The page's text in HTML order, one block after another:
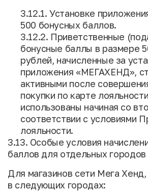
3.12.1. Установке
500 бонусных баллов.
3.12.2. Приветственные
бонусные баллы в размере
рублей, начисленные за
приложения «МЕГАХЕНД»,
активными после
покупки по карте
использованы начиная со
соответствии с условиями
лояльности.
3.13. Особые условия
баллов для отдельных городов
Для магазинов сети Мега
в следующих городах: